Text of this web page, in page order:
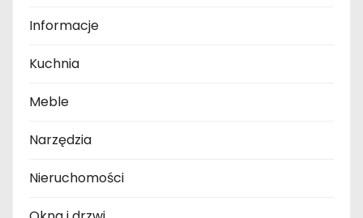
Informacje
Kuchnia
Meble
Narzędzia
Nieruchomości